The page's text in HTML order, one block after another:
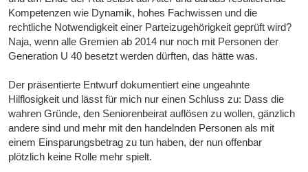
Kompetenzen wie Dynamik, hohes Fachwissen und die
rechtliche Notwendigkeit einer Parteizugehörigkeit geprüft wird?
Naja, wenn alle Gremien ab 2014 nur noch mit Personen der
Generation U 40 besetzt werden dürften, das hätte was.
Der präsentierte Entwurf dokumentiert eine ungeahnte
Hilflosigkeit und lässt für mich nur einen Schluss zu: Dass die
wahren Gründe, den Seniorenbeirat auflösen zu wollen, gänzlich
andere sind und mehr mit den handelnden Personen als mit
einem Einsparungsbetrag zu tun haben, der nun offenbar
plötzlich keine Rolle mehr spielt.